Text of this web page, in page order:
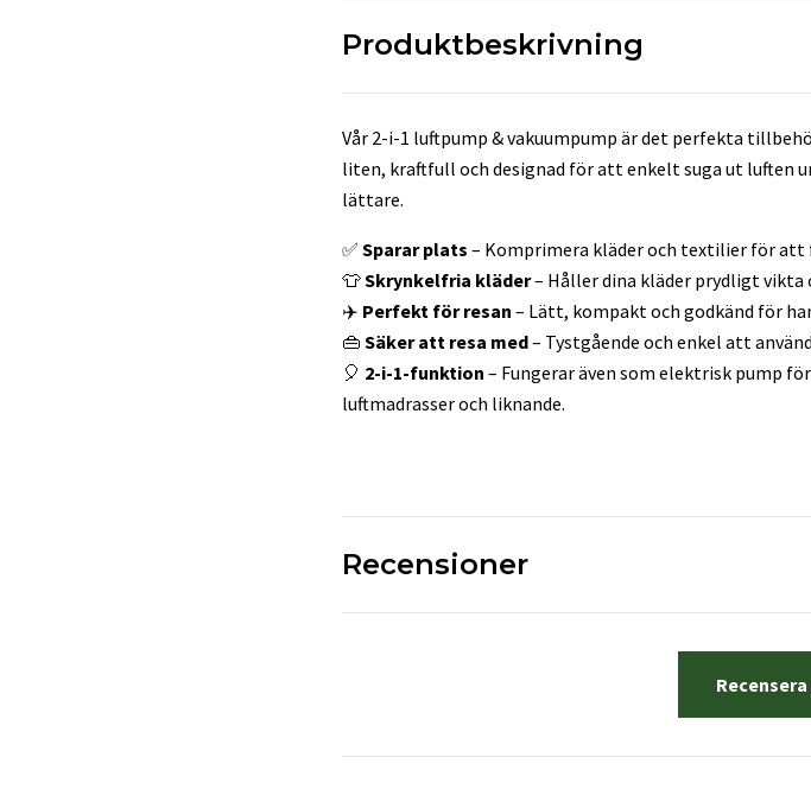
Produktbeskrivning
Vår 2-i-1 luftpump & vakuumpump är det perfekta
liten, kraftfull och designad för att enkelt suga ut luften
lättare.
✅ Sparar plats – Komprimera kläder och textilier för att
👕Skrynkelfria kläder– Håller dina kläder prydligt vikta
✈️ Perfekt för resan – Lätt, kompakt och godkänd för
👜 Säker att resa med– Tystgående och enkel att
🎈 2-i-1-funktion – Fungerar även som elektrisk pump
luftmadrasser och liknande.
Recensioner